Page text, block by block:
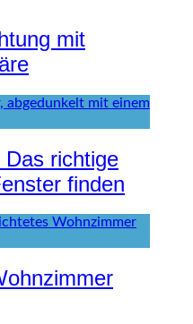
mit
Das richtige
finden